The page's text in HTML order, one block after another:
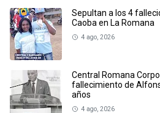
Sepultan a los 4
Caoba en La Romana
4 ago, 2026
Central Romana
fallecimiento de
años
4 ago, 2026